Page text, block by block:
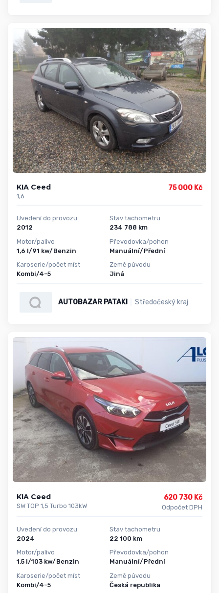
KIA Ceed
1,6
75 000 Kč
Uvedení do provozu
2012
Motor/palivo
1,6 l/91 kw/Benzin
Karoserie/počet míst
Kombi/4-5
Stav tachometru
234 788 km
Převodovka/pohon
Manuální/Přední
Země původu
Jiná
AUTOBAZAR PATAKI Středočeský kraj
KIA Ceed
SW TOP 1,5 Turbo 103kW
620 730 Kč
Odpočet DPH
Uvedení do provozu
2024
Motor/palivo
1,5 l/103 kw/Benzin
Karoserie/počet míst
Kombi/4-5
Stav tachometru
22 100 km
Převodovka/pohon
Manuální/Přední
Země původu
Česká republika